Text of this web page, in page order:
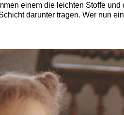
einem die leichten Stoffe
darunter tragen. Wer nun